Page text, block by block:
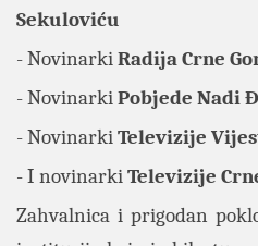
Sekuloviću
- NovinarkiRadija Crne
- NovinarkiPobjede Nadi
- NovinarkiTelevizije
- I novinarkiTelevizije
Zahvalnica i prigodan